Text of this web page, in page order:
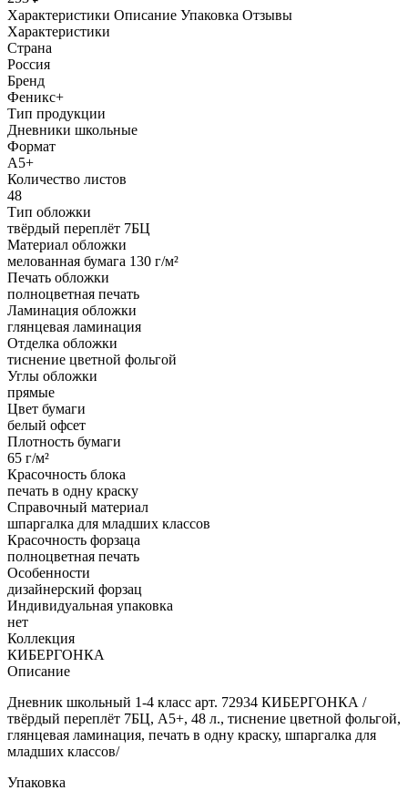
Характеристики Описание Упаковка Отзывы
Характеристики
Страна
Россия
Бренд
Феникс+
Тип продукции
Дневники школьные
Формат
А5+
Количество листов
48
Тип обложки
твёрдый переплёт 7БЦ
Материал обложки
мелованная бумага 130 г/м²
Печать обложки
полноцветная печать
Ламинация обложки
глянцевая ламинация
Отделка обложки
тиснение цветной фольгой
Углы обложки
прямые
Цвет бумаги
белый офсет
Плотность бумаги
65 г/м²
Красочность блока
печать в одну краску
Справочный материал
шпаргалка для младших классов
Красочность форзаца
полноцветная печать
Особенности
дизайнерский форзац
Индивидуальная упаковка
нет
Коллекция
КИБЕРГОНКА
Описание
Дневник школьный 1-4 класс арт. 72934 КИБЕРГОНКА /
твёрдый переплёт 7БЦ, А5+, 48 л., тиснение цветной фольгой,
глянцевая ламинация, печать в одну краску, шпаргалка для
младших классов/
Упаковка